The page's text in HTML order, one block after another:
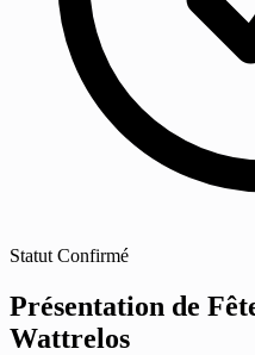
Statut Confirmé
Présentation de
Wattrelos